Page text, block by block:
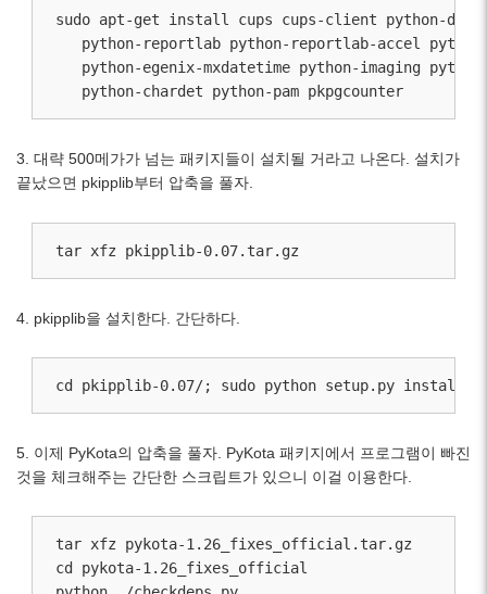
sudo apt-get install cups cups-client python-dev
python-reportlab python-reportlab-accel
python-egenix-mxdatetime python-imaging
   python-chardet python-pam pkpgcounter
3. 대략 500메가가 넘는 패키지들이 설치될 거라고 나온다. 설치가
끝났으면 pkipplib부터 압축을 풀자.
tar xfz pkipplib-0.07.tar.gz
4. pkipplib을 설치한다. 간단하다.
cd pkipplib-0.07/; sudo python setup.py install
5. 이제 PyKota의 압축을 풀자. PyKota 패키지에서 프로그램이 빠진
것을 체크해주는 간단한 스크립트가 있으니 이걸 이용한다.
tar xfz pykota-1.26_fixes_official.tar.gz
cd pykota-1.26_fixes_official